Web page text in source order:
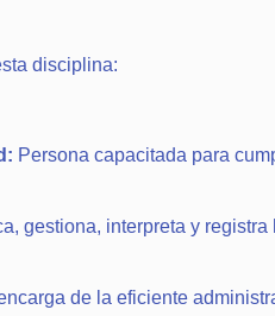
disciplina:
Persona capacitada para
gestiona, interpreta y
de la eficiente